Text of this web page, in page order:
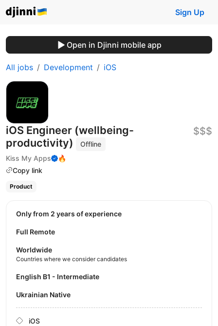
Sign Up
Open in Djinni mobile app
All jobs Development iOS
iOS Engineer (wellbeing-
productivity)
Offline
Kiss My Apps
🔥
Copy link
$$$
Product
Only from 2 years of experience
Full Remote
Worldwide
Countries where we consider candidates
English B1 - Intermediate
Ukrainian Native
iOS